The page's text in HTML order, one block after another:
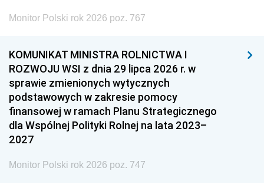
Monitor Polski rok 2026 poz. 767
KOMUNIKAT MINISTRA ROLNICTWA I
ROZWOJU WSI z dnia 29 lipca 2026 r. w
sprawie zmienionych wytycznych
podstawowych w zakresie pomocy
finansowej w ramach Planu Strategicznego
dla Wspólnej Polityki Rolnej na lata 2023–
2027
Monitor Polski rok 2026 poz. 747